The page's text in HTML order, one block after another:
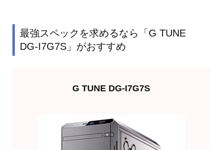
最強スペックを求めるなら「G TUNE
DG-I7G7S」がおすすめ
G TUNE DG-I7G7S